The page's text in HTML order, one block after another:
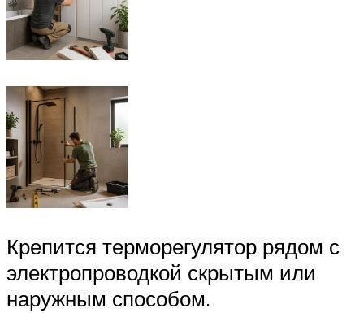
Крепится терморегулятор рядом с
электропроводкой скрытым или
наружным способом.